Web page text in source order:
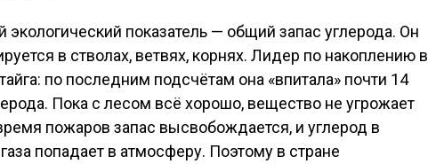
экологический показатель — общий запас углерода. Он
в стволах, ветвях, корнях. Лидер по накоплению в
по последним подсчётам она «впитала» почти 14
Пока с лесом всё хорошо, вещество не угрожает
пожаров запас высвобождается, и углерод в
попадает в атмосферу. Поэтому в стране